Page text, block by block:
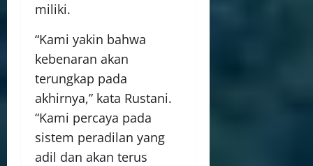
miliki.
“Kami yakin bahwa
kebenaran akan
terungkap pada
akhirnya,” kata Rustani.
“Kami percaya pada
sistem peradilan yang
adil dan akan terus